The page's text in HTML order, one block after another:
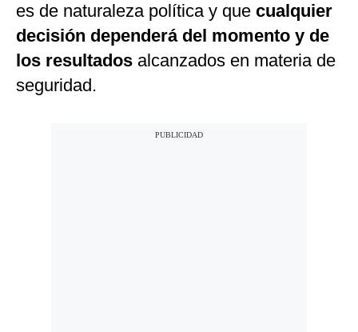
es de naturaleza política y que cualquier
decisión dependerá del momento y de
los resultados alcanzados en materia de
seguridad.